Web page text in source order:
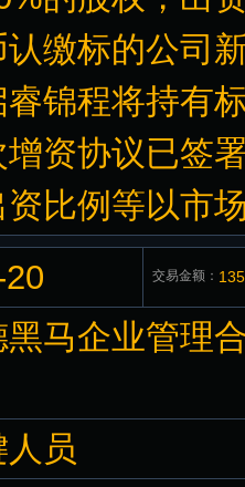
认缴标的公司
睿锦程将持有
资协议已签
比例等以市
交易金额：
黑马企业管理
人员